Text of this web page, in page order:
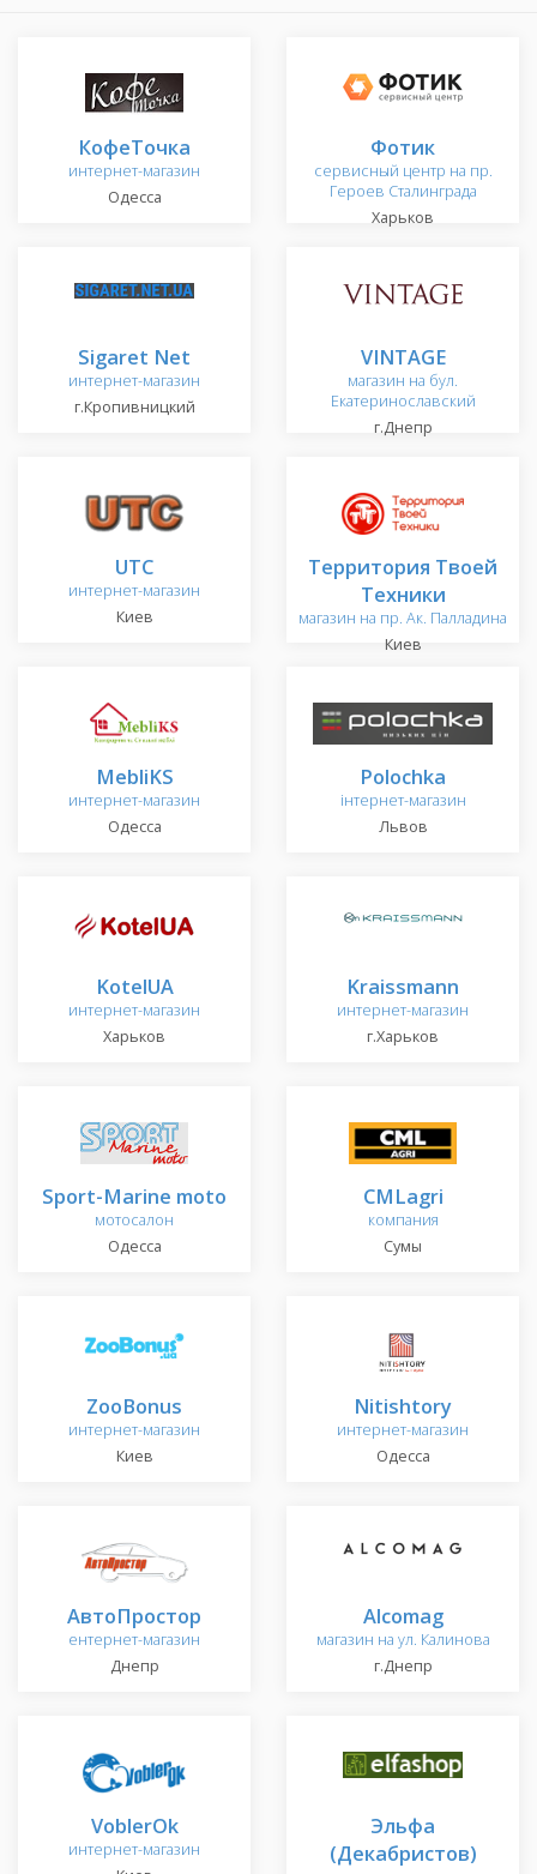
КофеТочка
интернет-магазин
Одесса
Фотик
сервисный центр на пр.
Героев Сталинграда
Харьков
Sigaret Net
интернет-магазин
г.Кропивницкий
VINTAGE
магазин на бул.
Екатеринославский
г.Днепр
UTC
интернет-магазин
Киев
Территория Твоей
Техники
магазин на пр. Ак. Палладина
Киев
MebliKS
интернет-магазин
Одесса
Polochka
інтернет-магазин
Львов
KotelUA
интернет-магазин
Харьков
Kraissmann
интернет-магазин
г.Харьков
Sport-Marine moto
мотосалон
Одесса
CMLagri
компания
Сумы
ZooBonus
интернет-магазин
Киев
Nitishtory
интернет-магазин
Одесса
АвтоПростор
ентернет-магазин
Днепр
Alcomag
магазин на ул. Калинова
г.Днепр
VoblerОk
интернет-магазин
Эльфа
(Декабристов)